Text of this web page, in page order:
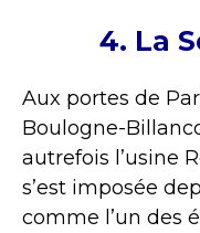
4. La
Aux portes de
Boulogne-
autrefois l’usine
s’est imposée
comme l’un des